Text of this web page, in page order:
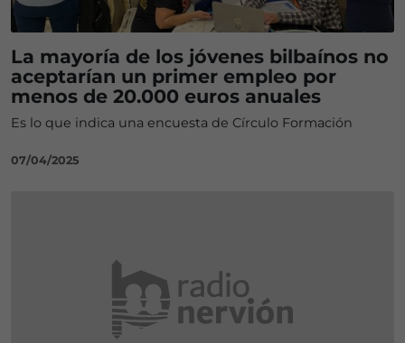
La mayoría de los jóvenes bilbaínos no
aceptarían un primer empleo por
menos de 20.000 euros anuales
Es lo que indica una encuesta de Círculo Formación
07/04/2025